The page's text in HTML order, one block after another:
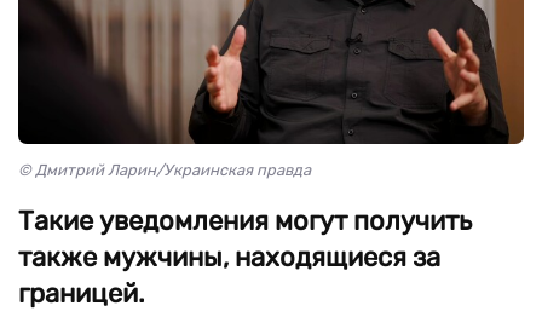
© Дмитрий Ларин/Украинская правда
Такие уведомления могут получить
также мужчины, находящиеся за
границей.